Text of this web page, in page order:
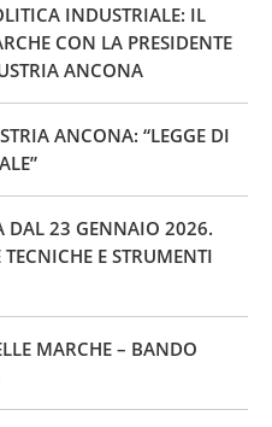
INDUSTRIALE: IL
CON LA PRESIDENTE
ANCONA
ANCONA: “LEGGE DI
DAL 23 GENNAIO 2026.
E STRUMENTI
MARCHE – BANDO